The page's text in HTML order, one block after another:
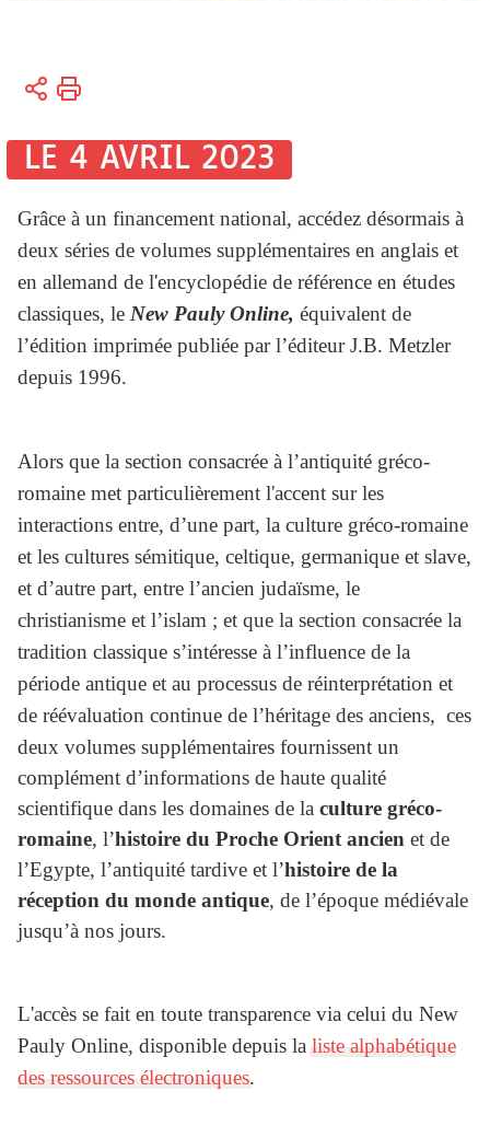
Vous
Accueil
électronique
LE 4 AVRIL 2023
Grâce à un financement national, accédez désormais à
deux séries de volumes supplémentaires en anglais et
en allemand de l'encyclopédie de référence en études
classiques, le New Pauly Online, équivalent de
l’édition imprimée publiée par l’éditeur J.B. Metzler
depuis 1996.
Alors que la section consacrée à l’antiquité gréco-
romaine met particulièrement l'accent sur les
interactions entre, d’une part, la culture gréco-romaine
et les cultures sémitique, celtique, germanique et slave,
et d’autre part, entre l’ancien judaïsme, le
christianisme et l’islam ; et que la section consacrée la
tradition classique s’intéresse à l’influence de la
période antique et au processus de réinterprétation et
de réévaluation continue de l’héritage des anciens, ces
deux volumes supplémentaires fournissent un
complément d’informations de haute qualité
scientifique dans les domaines de la culture gréco-
romaine, l’histoire du Proche Orient ancien et de
l’Egypte, l’antiquité tardive et l’histoire de la
réception du monde antique, de l’époque médiévale
jusqu’à nos jours.
L'accès se fait en toute transparence via celui du New
Pauly Online, disponible depuis la liste alphabétique
des ressources électroniques.